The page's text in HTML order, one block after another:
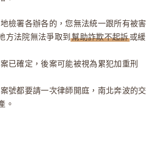
檢署各辦各的，您無法統一跟所有被害
方法院無法爭取到幫助詐欺不起訴或緩
已確定，後案可能被視為累犯加重刑
號都要請一次律師開庭，南北奔波的交
。